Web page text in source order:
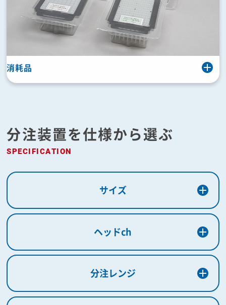
消耗品
分注装置を仕様から選ぶ
SPECIFICATION
サイズ
ヘッドch
分注レンジ